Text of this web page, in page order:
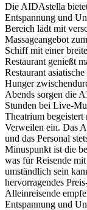
Die AIDAstella
Entspannung und
Bereich lädt mit
Massageangebot
Schiff mit einer
Restaurant genießt
Restaurant
Hunger
Abends sorgen die
Stunden bei Live-
Theatrium
Verweilen ein. Das
und das Personal
Minuspunkt ist die
was für Reisende
umständlich sein
hervorragendes
Alleinreisende
Entspannung und